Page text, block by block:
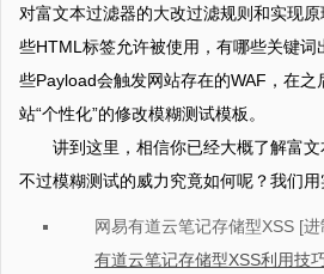
对富文本过滤器的大改过滤规则和实现
些HTML标签允许被使用，有哪些关键词
些Payload会触发网站存在的WAF，在之
站“个性化”的修改模糊测试模板。
讲到这里，相信你已经大概了解富文
不过模糊测试的威力究竟如何呢？我们用
网易有道云笔记存储型XSS [
有道云笔记存储型XSS利用技